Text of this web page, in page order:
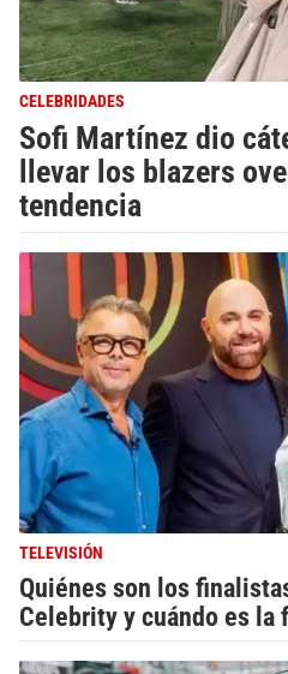
CELEBRIDADES
Sofi Martínez dio
llevar los blazers
tendencia
TELEVISIÓN
Quiénes son los
Celebrity y cuándo es la